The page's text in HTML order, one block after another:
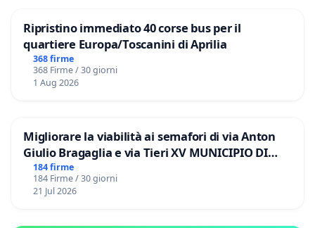
Ripristino immediato 40 corse bus per il
quartiere Europa/Toscanini di Aprilia
368 firme
368 Firme / 30 giorni
1 Aug 2026
Migliorare la viabilità ai semafori di via Anton
Giulio Bragaglia e via Tieri XV MUNICIPIO DI
ROMA
184 firme
184 Firme / 30 giorni
21 Jul 2026